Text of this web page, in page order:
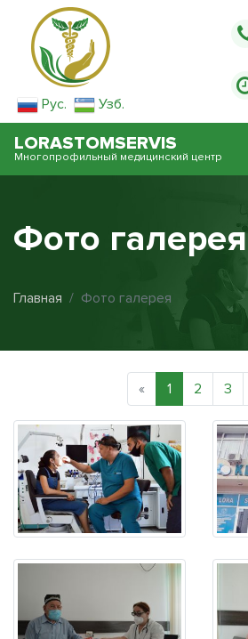
Рус. Узб.
LORASTOMSERVIS
Многопрофильный медицинский центр
Фото галерея
Главная Фото галерея
« 1 2 3